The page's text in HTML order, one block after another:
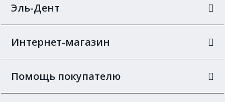
Эль-Дент
Интернет-магазин
Помощь покупателю